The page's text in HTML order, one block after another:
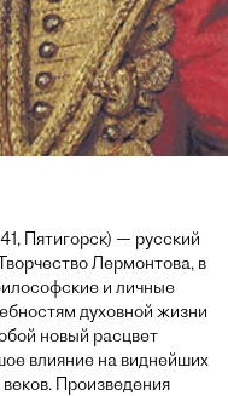
Пятигорск) — русский
Лермонтова, в
и личные
духовной жизни
новый расцвет
влияние на виднейших
Произведения